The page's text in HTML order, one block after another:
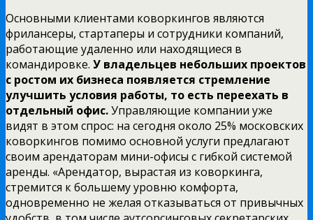
Основными клиентами коворкингов являются
фрилансеры, стартаперы и сотрудники компаний,
работающие удаленно или находящиеся в
командировке. У владельцев небольших проектов
с ростом их бизнеса появляется стремление
улучшить условия работы, то есть переехать в
отдельный офис.Управляющие компании уже
видят в этом спрос: на сегодня около 25% московских
коворкингов помимо основной услуги предлагают
своим арендаторам мини-офисы с гибкой системой
аренды. «Арендатор, вырастая из коворкинга,
стремится к большему уровню комфорта,
одновременно не желая отказываться от привычных